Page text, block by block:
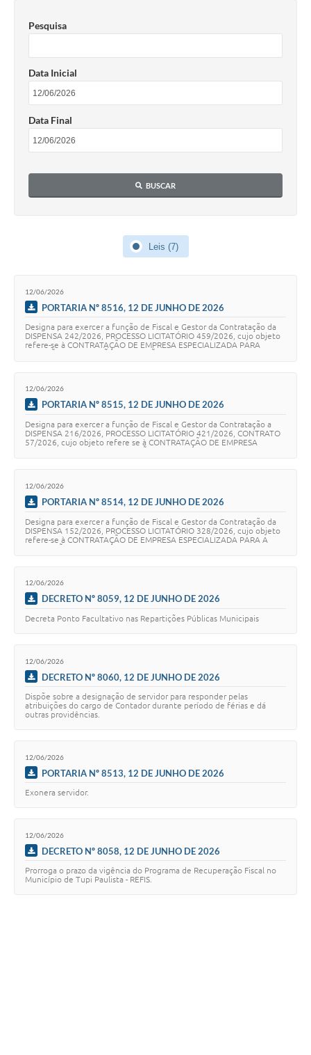
Pesquisa
Data Inicial
Data Final
BUSCAR
Leis (7)
12/06/2026
PORTARIA Nº 8516, 12 DE JUNHO DE 2026
Designa para exercer a função de Fiscal e Gestor da Contratação da
DISPENSA 242/2026, PROCESSO LICITATÓRIO 459/2026, cujo objeto
refere-se à CONTRATAÇÃO DE EMPRESA ESPECIALIZADA PARA
12/06/2026
PORTARIA Nº 8515, 12 DE JUNHO DE 2026
Designa para exercer a função de Fiscal e Gestor da Contratação a
DISPENSA 216/2026, PROCESSO LICITATÓRIO 421/2026, CONTRATO
57/2026, cujo objeto refere se à CONTRATAÇÃO DE EMPRESA
12/06/2026
PORTARIA Nº 8514, 12 DE JUNHO DE 2026
Designa para exercer a função de Fiscal e Gestor da Contratação da
DISPENSA 152/2026, PROCESSO LICITATÓRIO 328/2026, cujo objeto
refere-se à CONTRATAÇÃO DE EMPRESA ESPECIALIZADA PARA A
12/06/2026
DECRETO Nº 8059, 12 DE JUNHO DE 2026
Decreta Ponto Facultativo nas Repartições Públicas Municipais
12/06/2026
DECRETO Nº 8060, 12 DE JUNHO DE 2026
Dispõe sobre a designação de servidor para responder pelas
atribuições do cargo de Contador durante período de férias e dá
outras providências.
12/06/2026
PORTARIA Nº 8513, 12 DE JUNHO DE 2026
Exonera servidor.
12/06/2026
DECRETO Nº 8058, 12 DE JUNHO DE 2026
Prorroga o prazo da vigência do Programa de Recuperação Fiscal no
Município de Tupi Paulista - REFIS.